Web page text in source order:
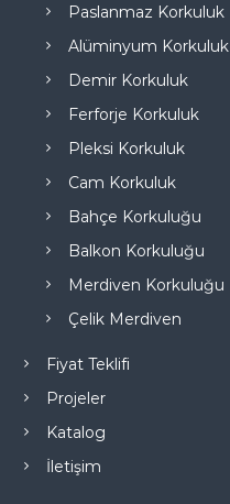
Paslanmaz Korkuluk
Alüminyum Korkuluk
Demir Korkuluk
Ferforje Korkuluk
Pleksi Korkuluk
Cam Korkuluk
Bahçe Korkuluğu
Balkon Korkuluğu
Merdiven Korkuluğu
Çelik Merdiven
Fiyat Teklifi
Projeler
Katalog
İletişim